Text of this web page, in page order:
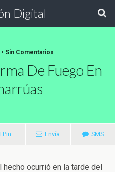
Digital
Sin Comentarios
De Fuego En
Pin Envía SMS
hecho ocurrió en la tarde del